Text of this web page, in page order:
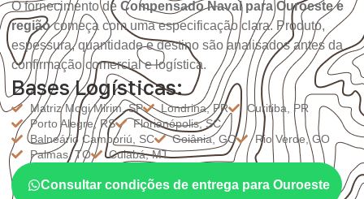
O fornecimento de Compensado Naval para Ouroeste e
regiãocomeça com uma especificação clara. Produto,
espessura, quantidade e destino são analisados antes da
confirmação comercial e logística.
Bases Logísticas:
Matriz Mogi Mirim, SP Londrina, PR
Curitiba, PR
Porto Alegre, RS
Florianópolis, SC
Balneário Camboriú, SC
Goiânia, GO
Rio Verde, GO
Palmas, TO
Cuiabá, MT
Consultar condições de entrega para Ouroeste